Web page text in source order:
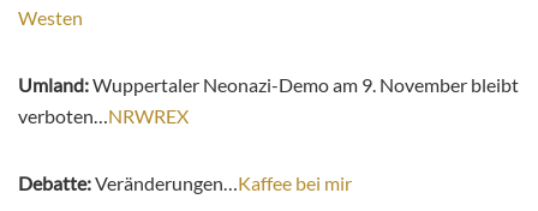
Westen
Umland:Wuppertaler Neonazi-Demo am 9. November bleibt
verboten…NRWREX
Debatte:Veränderungen…Kaffee bei mir